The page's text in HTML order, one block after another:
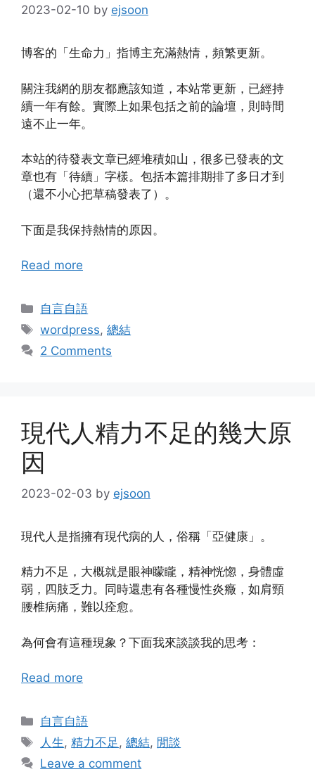
2023-02-10 by ejsoon
博客的「生命力」指博主充滿熱情，頻繁更新。
關注我網的朋友都應該知道，本站常更新，已經持
續一年有餘。實際上如果包括之前的論壇，則時間
遠不止一年。
本站的待發表文章已經堆積如山，很多已發表的文
章也有「待續」字樣。包括本篇排期排了多日才到
（還不小心把草稿發表了）。
下面是我保持熱情的原因。
Read more
Categories
自言自語
Tags
wordpress,總結
2 Comments
現代人精力不足的幾大原
因
2023-02-03 by ejsoon
現代人是指擁有現代病的人，俗稱「亞健康」。
精力不足，大概就是眼神矇矓，精神恍惚，身體虛
弱，四肢乏力。同時還患有各種慢性炎癥，如肩頸
腰椎病痛，難以痊愈。
為何會有這種現象？下面我來談談我的思考：
Read more
Categories
自言自語
Tags
人生,精力不足,總結, 閒談
Leave a comment